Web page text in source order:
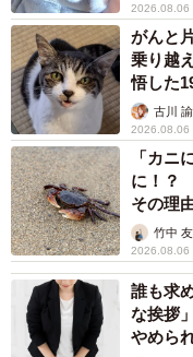
2026.08.06
がんと
乗り越
悟した
古川
2026.08.06
「カニ
に！？
その理
竹中
2026.08.06
誰も求
な挨拶
やめら